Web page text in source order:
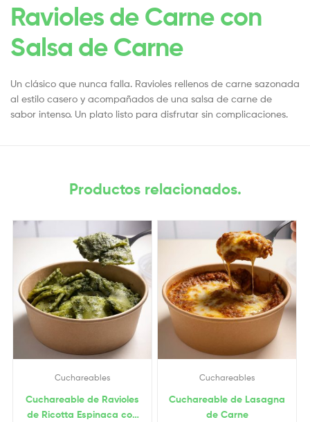
Ravioles de Carne con
Salsa de Carne
Un clásico que nunca falla. Ravioles rellenos de carne sazonada
al estilo casero y acompañados de una salsa de carne de
sabor intenso. Un plato listo para disfrutar sin complicaciones.
Productos relacionados.
Cuchareables
Cuchareable de Ravioles
de Ricotta Espinaca con
Cuchareables
Cuchareable de Lasagna
de Carne